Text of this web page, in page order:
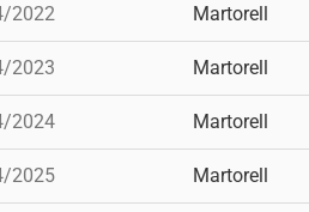
2022 Martorell
2023 Martorell
2024 Martorell
2025 Martorell